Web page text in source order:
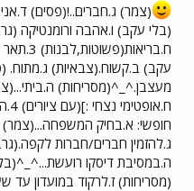
(צמר) ג.חברים..!(פסים) ד.אני,
(בלי עקב) ו.אהבה ורומנטיקה
עקב) ב.קשוח.(צבאיות)
מעצבן.^_^(מסריחות)
חופשי: א.בחיק המשפחה...(צמר)
ג.להזמין חברים/חברות
ה.במסיבת דיסקו
(מסריחות) ז.לרקוד במועדון